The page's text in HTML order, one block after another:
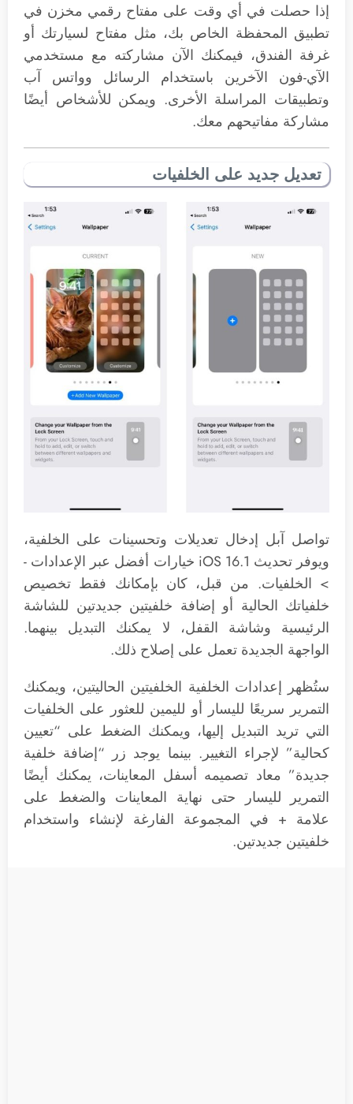
إذا حصلت في أي وقت على مفتاح رقمي مخزن في
تطبيق المحفظة الخاص بك، مثل مفتاح لسيارتك أو
غرفة الفندق، فيمكنك الآن مشاركته مع مستخدمي
الآي-فون الآخرين باستخدام الرسائل وواتس آب
وتطبيقات المراسلة الأخرى. ويمكن للأشخاص أيضًا
مشاركة مفاتيحهم معك.
تعديل جديد على الخلفيات
تواصل آبل إدخال تعديلات وتحسينات على الخلفية،
ويوفر تحديث iOS 16.1 خيارات أفضل عبر الإعدادات -
> الخلفيات. من قبل، كان بإمكانك فقط تخصيص
خلفياتك الحالية أو إضافة خلفيتين جديدتين للشاشة
الرئيسية وشاشة القفل، لا يمكنك التبديل بينهما.
الواجهة الجديدة تعمل على إصلاح ذلك.
ستُظهر إعدادات الخلفية الخلفيتين الحاليتين، ويمكنك
التمرير سريعًا لليسار أو لليمين للعثور على الخلفيات
التي تريد التبديل إليها، ويمكنك الضغط على “تعيين
كحالية” لإجراء التغيير. بينما يوجد زر “إضافة خلفية
جديدة” معاد تصميمه أسفل المعاينات، يمكنك أيضًا
التمرير لليسار حتى نهاية المعاينات والضغط على
علامة + في المجموعة الفارغة لإنشاء واستخدام
خلفيتين جديدتين.